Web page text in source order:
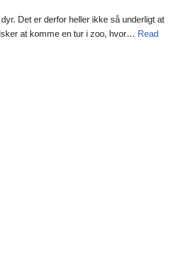
Det er derfor heller ikke så underligt at
at komme en tur i zoo, hvor… Read